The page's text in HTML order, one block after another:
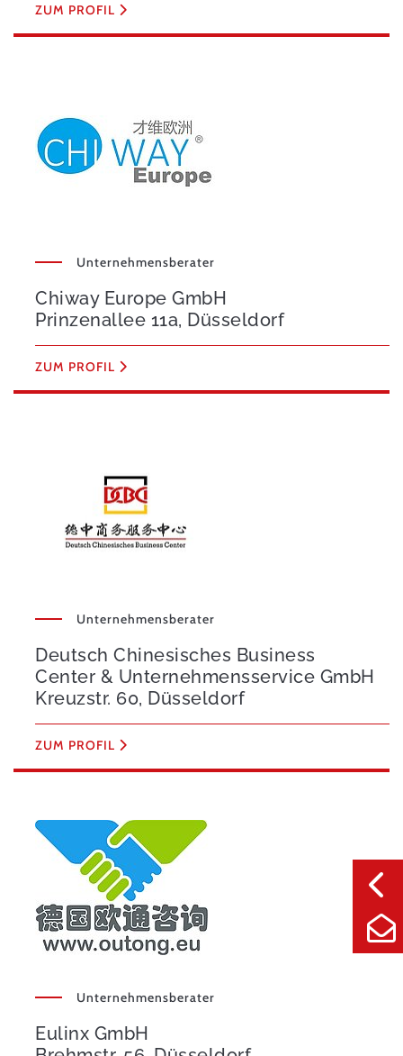
ZUM PROFIL
Unternehmensberater
Chiway Europe GmbH
Prinzenallee 11a, Düsseldorf
ZUM PROFIL
Unternehmensberater
Deutsch Chinesisches Business
Center & Unternehmensservice GmbH
Kreuzstr. 60, Düsseldorf
ZUM PROFIL
Unternehmensberater
Eulinx GmbH